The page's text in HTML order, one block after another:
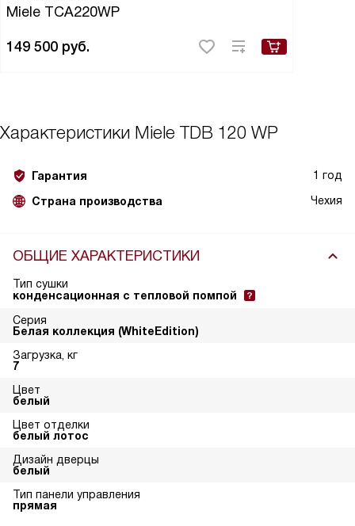
Miele TCA220WP
149 500 руб.
Характеристики Miele TDB 120 WP
Гарантия 1 год
Страна производства Чехия
ОБЩИЕ ХАРАКТЕРИСТИКИ
Тип сушки
конденсационная с тепловой помпой
Серия
Белая коллекция (WhiteEdition)
Загрузка, кг
7
Цвет
белый
Цвет отделки
белый лотос
Дизайн дверцы
белый
Тип панели управления
прямая